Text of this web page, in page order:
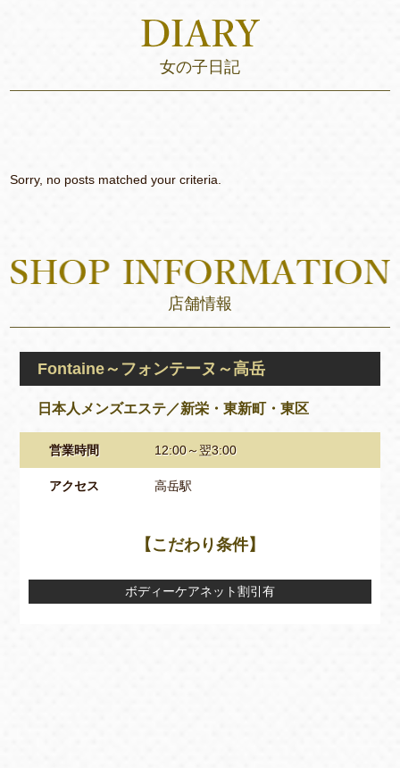
女の子日記
Sorry, no posts matched your criteria.
店舗情報
Fontaine～フォンテーヌ～高岳
日本人メンズエステ／新栄・東新町・東区
営業時間 12:00～翌3:00
アクセス 高岳駅
【こだわり条件】
ボディーケアネット割引有